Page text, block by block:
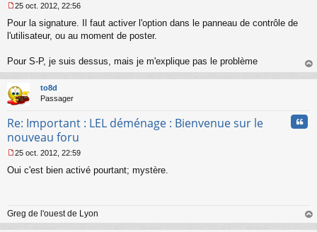
e
s
g
n
o
l
u
25 oct. 2012, 22:56
Pour la signature. Il faut activer l'option dans le panneau de contrôle de
l'utilisateur, ou au moment de poster.
Pour S-P, je suis dessus, mais je m'explique pas le problème
au
to8d
Passager
Re: Important : LEL déménage : Bienvenue sur le
nouveau foru
e
g
e
25 oct. 2012, 22:59
Oui c'est bien activé pourtant; mystère.
Greg de l'ouest de Lyon
au